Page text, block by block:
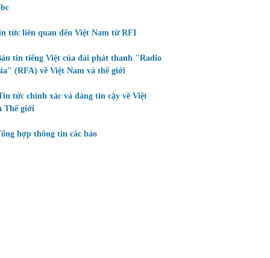
tức liên quan đến Việt Nam từ RFI
tin tiếng Việt của đài phát thanh "Radio
(RFA) về Việt Nam và thế giới
tức chính xác và đáng tin cậy về Việt
Thế giới
hợp thông tin các báo